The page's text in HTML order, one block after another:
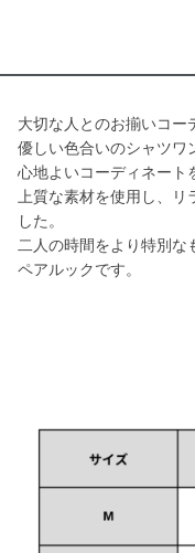
大切な人とのお揃いコー
優しい色合いのシャツワ
心地よいコーディネート
上質な素材を使用し、
した。
二人の時間をより特別な
ペアルックです。